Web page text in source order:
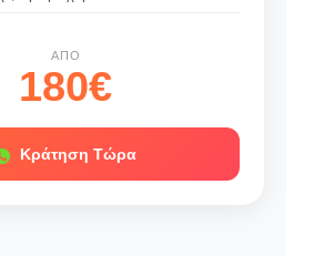
ΑΠΌ
180€
Κράτηση Τώρα